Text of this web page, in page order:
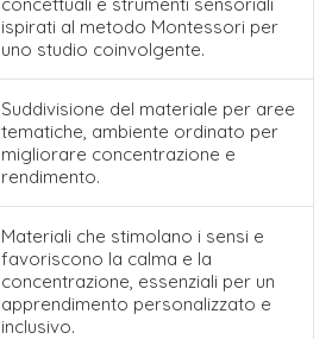
ispirati al metodo Montessori per
uno studio coinvolgente.
Suddivisione del materiale per aree
tematiche, ambiente ordinato per
migliorare concentrazione e
rendimento.
Materiali che stimolano i sensi e
favoriscono la calma e la
concentrazione, essenziali per un
apprendimento personalizzato e
inclusivo.